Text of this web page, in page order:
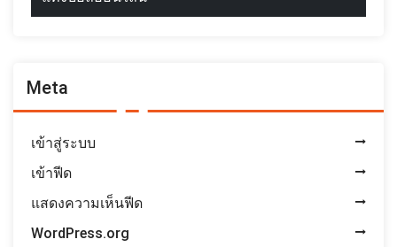
Meta
เข้าสู่ระบบ
เข้าฟีด
แสดงความเห็นฟีด
WordPress.org